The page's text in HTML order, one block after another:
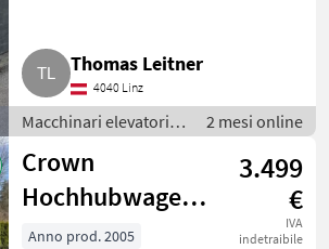
Thomas Leitner
4040 Linz
Macchinari elevatori e
per magazzino /
Carrello elevatore
2 mesi online
Crown
Hochhubwagen
Deichselstapler
3.499
€
IVA
indetraibile
Anno prod. 2005